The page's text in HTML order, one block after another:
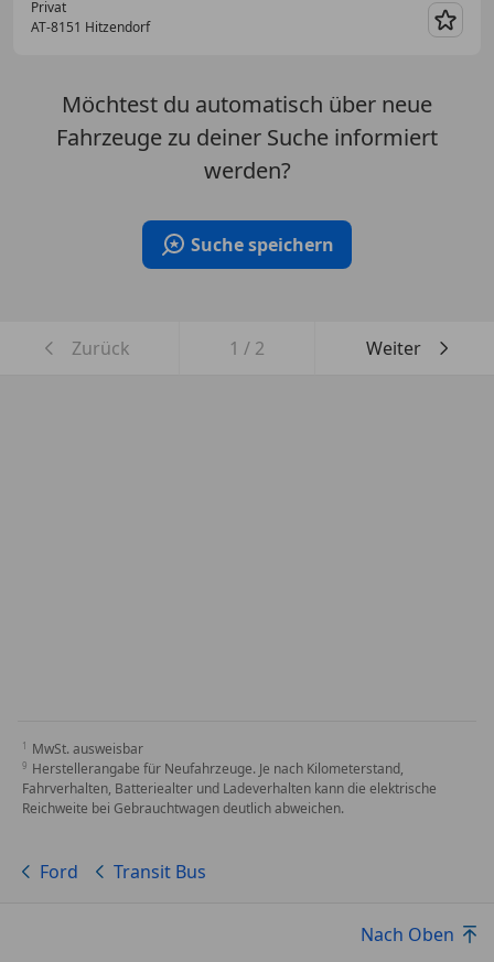
Privat
AT-8151 Hitzendorf
Möchtest du automatisch über neue
Fahrzeuge zu deiner Suche informiert
werden?
Suche speichern
Zurück 1 / 2 Weiter
MwSt. ausweisbar
Herstellerangabe für Neufahrzeuge. Je nach Kilometerstand,
Fahrverhalten, Batteriealter und Ladeverhalten kann die elektrische
Reichweite bei Gebrauchtwagen deutlich abweichen.
Ford Transit Bus
Nach Oben